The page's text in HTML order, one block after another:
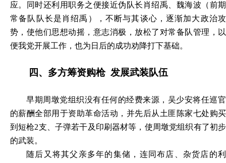
应。同时还利用职务之便接近伪队长肖绍禹、魏海波（前期
常备队队长是肖绍禹），不断与其谈心，逐渐加大政治攻
势，使他们思想动摇，意志消极，放松了对常备队管理，以
便我党开展工作，也为日后的成功劝降打下基础。
四、 多方筹资购枪 发展武装队伍
早期周墩党组织没有任何的经费来源，吴少安将任巡官
的薪酬全部用于资助革命活动，并先后从土匪陈家七处购买
到短枪2支、子弹若干及印刷器材等，使周墩党组织有了初步
的武装。
随后又将其父亲多年的集储，连同布店、杂货店的利